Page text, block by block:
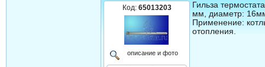
Код: 65013203
описание и фото
Гильза
мм, диаметр:
Применение:
отопления.